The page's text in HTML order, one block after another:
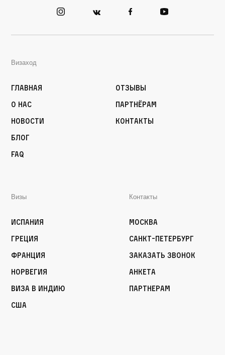
Визаход
Главная
О нас
Новости
Блог
FAQ
Отзывы
Партнёрам
Контакты
Визы
Испания
Греция
Франция
Норвегия
Виза в Индию
США
Контакты
Москва
Санкт-Петербург
Заказать звонок
Анкета
Партнерам